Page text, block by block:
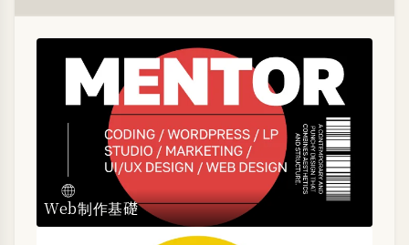
Web制作基礎